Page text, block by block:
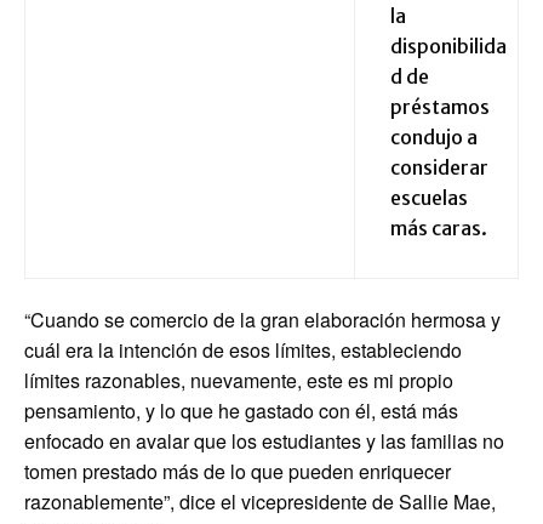
la
disponibilida
d de
préstamos
condujo a
considerar
escuelas
más caras.
“Cuando se comercio de la gran elaboración hermosa y
cuál era la intención de esos límites, estableciendo
límites razonables, nuevamente, este es mi propio
pensamiento, y lo que he gastado con él, está más
enfocado en avalar que los estudiantes y las familias no
tomen prestado más de lo que pueden enriquecer
razonablemente”, dice el vicepresidente de Sallie Mae,